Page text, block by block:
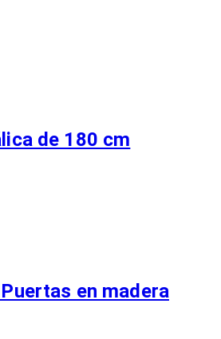
de 180 cm
en madera